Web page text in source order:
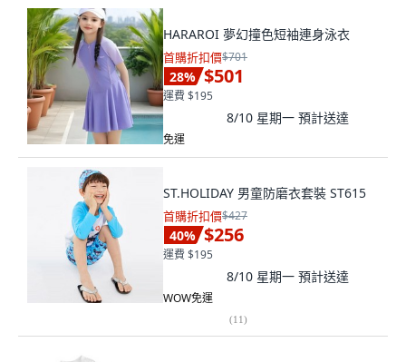
HARAROI 夢幻撞色短袖連身泳衣
首購折扣價$701
28% $501
運費 $195
8/10 星期一 預計送達
免運
ST.HOLIDAY 男童防磨衣套裝 ST615
首購折扣價$427
40% $256
運費 $195
8/10 星期一 預計送達
WOW免運
(11)